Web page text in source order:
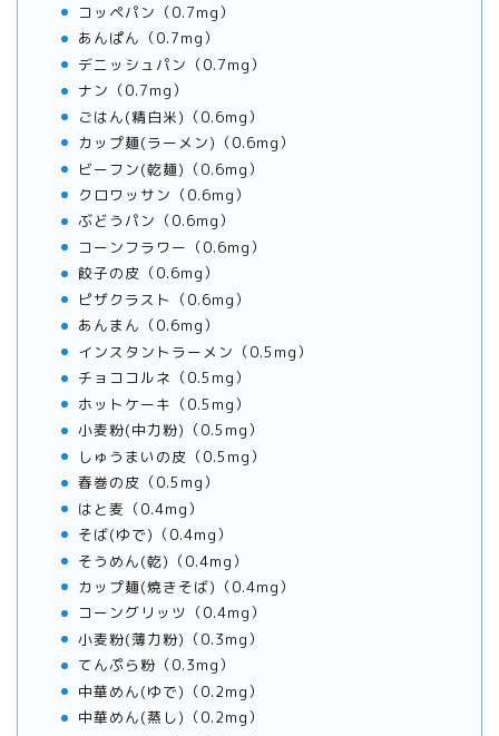
コッペパン（0.7mg）
あんぱん（0.7mg）
デニッシュパン（0.7mg）
ナン（0.7mg）
ごはん(精白米)（0.6mg）
カップ麺(ラーメン)（0.6mg）
ビーフン(乾麺)（0.6mg）
クロワッサン（0.6mg）
ぶどうパン（0.6mg）
コーンフラワー（0.6mg）
餃子の皮（0.6mg）
ピザクラスト（0.6mg）
あんまん（0.6mg）
インスタントラーメン（0.5mg）
チョココルネ（0.5mg）
ホットケーキ（0.5mg）
小麦粉(中力粉)（0.5mg）
しゅうまいの皮（0.5mg）
春巻の皮（0.5mg）
はと麦（0.4mg）
そば(ゆで)（0.4mg）
そうめん(乾)（0.4mg）
カップ麺(焼きそば)（0.4mg）
コーングリッツ（0.4mg）
小麦粉(薄力粉)（0.3mg）
てんぷら粉（0.3mg）
中華めん(ゆで)（0.2mg）
中華めん(蒸し)（0.2mg）